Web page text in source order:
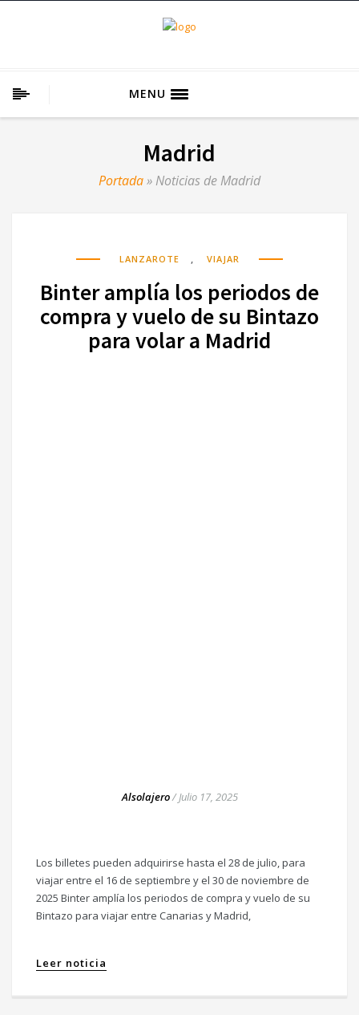
MENU
Madrid
Portada» Noticias de Madrid
LANZAROTE , VIAJAR
Binter amplía los periodos de
compra y vuelo de su Bintazo
para volar a Madrid
Alsolajero/Julio 17, 2025
Los billetes pueden adquirirse hasta el 28 de julio, para
viajar entre el 16 de septiembre y el 30 de noviembre de
2025 Binter amplía los periodos de compra y vuelo de su
Bintazo para viajar entre Canarias y Madrid,
Leer noticia